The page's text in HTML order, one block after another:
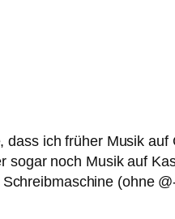
dass ich früher Musik auf
sogar noch Musik auf
(ohne